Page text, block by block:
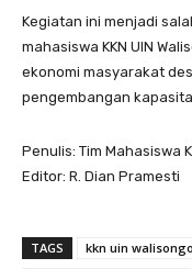
Kegiatan ini menjadi
mahasiswa KKN UIN
ekonomi masyarakat
pengembangan
Penulis: Tim Mahasiswa
Editor: R. Dian Pramesti
TAGS kkn uin walisongo